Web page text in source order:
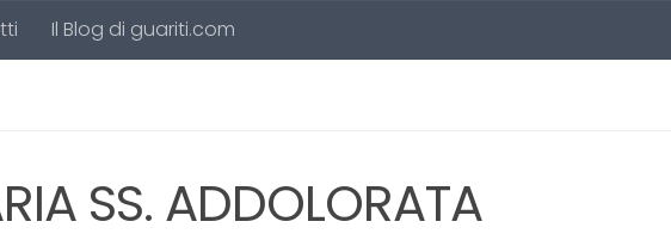
Il Blog di guariti.com
SS. ADDOLORATA